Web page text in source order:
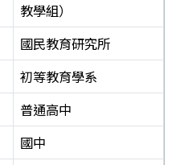
教學組）
國民教育研究所
初等教育學系
普通高中
國中